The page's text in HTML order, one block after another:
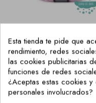
Lana Rowan Kidsilk
Haze
13,95 €
Esta tienda te pide que
rendimiento, redes
las cookies publicitarias
funciones de redes
¿Aceptas estas cookies
personales involucrados?